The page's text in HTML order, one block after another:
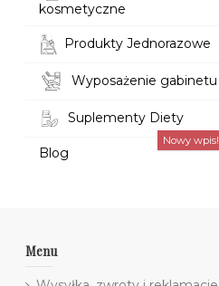
kosmetyczne
Produkty Jednorazowe
Wyposażenie gabinetu
Suplementy Diety
Blog
Nowy wpis!
Menu